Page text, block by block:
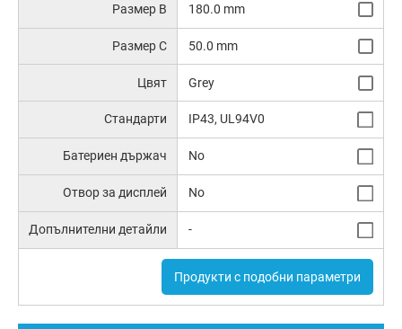
Размер B 180.0 mm
Размер C 50.0 mm
Цвят Grey
Стандарти IP43, UL94V0
Батериен държач No
Отвор за дисплей No
Допълнителни детайли -
Продукти с подобни параметри